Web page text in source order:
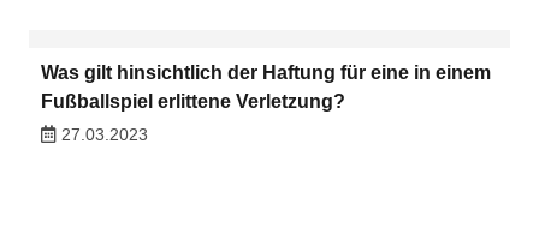
Was gilt hinsichtlich der Haftung für eine in einem
Fußballspiel erlittene Verletzung?
27.03.2023